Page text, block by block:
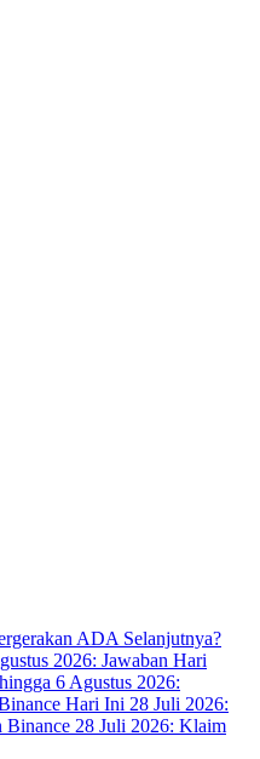
ADA Selanjutnya?
2026: Jawaban Hari
6 Agustus 2026:
Hari Ini 28 Juli 2026:
Binance 28 Juli 2026: Klaim